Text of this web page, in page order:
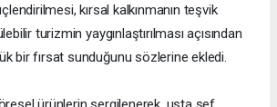
kırsal kalkınmanın teşvik
turizmin yaygınlaştırılması açısından
bir fırsat sunduğunu sözlerine ekledi.